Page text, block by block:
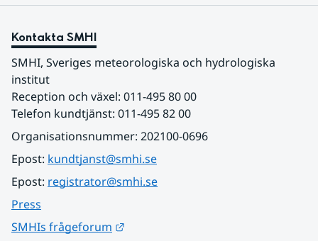
Kontakta SMHI
SMHI, Sveriges meteorologiska och hydrologiska
institut
Reception och växel: 011-495 80 00
Telefon kundtjänst: 011-495 82 00
Organisationsnummer: 202100-0696
Epost: kundtjanst@smhi.se
Epost: registrator@smhi.se
Press
SMHIs frågeforum